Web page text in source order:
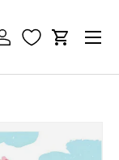
Войти Корзина